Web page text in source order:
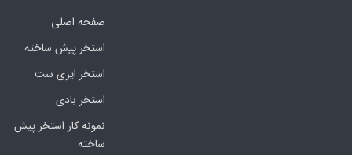
صفحه اصلی
استخر پیش ساخته
استخر ایزی ست
استخر بادی
نمونه کار استخر پیش
ساخته